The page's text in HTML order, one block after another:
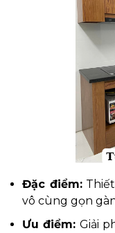
Đặc điểm:
vô cùng gọn
Ưu điểm: Giải